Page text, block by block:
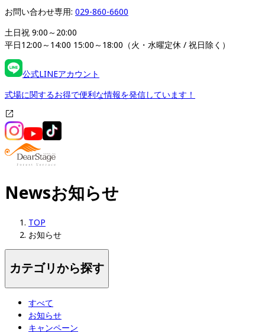
お問い合わせ専用: 029-860-6600
土日祝 9:00～20:00
平日12:00～14:00 15:00～18:00（火・水曜定休 / 祝日除く）
公式LINEアカウント
式場に関するお得で便利な情報を発信しています！
Newsお知らせ
TOP
お知らせ
カテゴリから探す
すべて
お知らせ
キャンペーン